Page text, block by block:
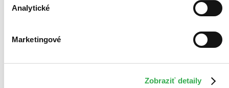
Analytické
Marketingové
Zobraziť detaily